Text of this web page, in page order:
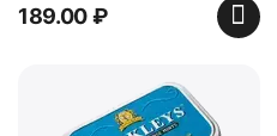
189.00₽